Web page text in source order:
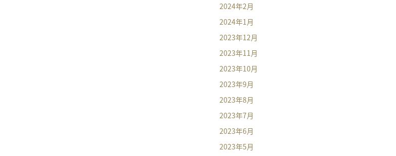
2024年2月
2024年1月
2023年12月
2023年11月
2023年10月
2023年9月
2023年8月
2023年7月
2023年6月
2023年5月